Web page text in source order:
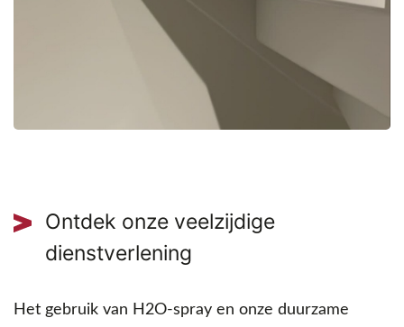
Ontdek onze veelzijdige
dienstverlening
Het gebruik van H2O-spray en onze duurzame